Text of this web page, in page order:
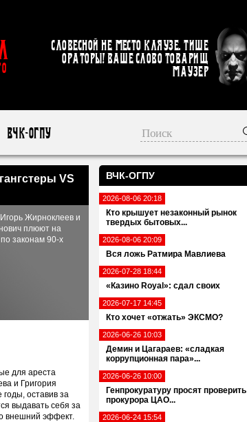
Словесной не место кляузе. Тише
ораторы! Ваше слово товарищ
Маузер
ВЧК-ОГПУ
ВЧК-ОГПУ
2026-08-06 20:18
Кто крышует незаконный рынок
твердых бытовых...
2026-08-06 20:09
Вся ложь Ратмира Мавлиева
2026-07-28 18:44
«Казино Royal»: сдал своих
2026-07-17 14:45
Кто хочет «отжать» ЭКСМО?
2026-06-26 10:03
Демин и Цагараев: «сладкая
коррупционная пара»...
2026-06-26 10:00
Генпрокуратуру просят проверить
прокурора ЦАО...
2026-06-24 15:54
VS
Жирноклеев и
плюют на
законам 90-х
для ареста
и Григория
оставив за
выдавать себя за
внешний эффект.